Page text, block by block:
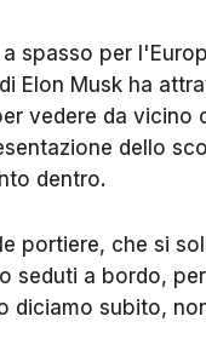
spasso per
Elon Musk ha
vedere da
dello
dentro.
portiere, che si
seduti a bordo,
diciamo subito,